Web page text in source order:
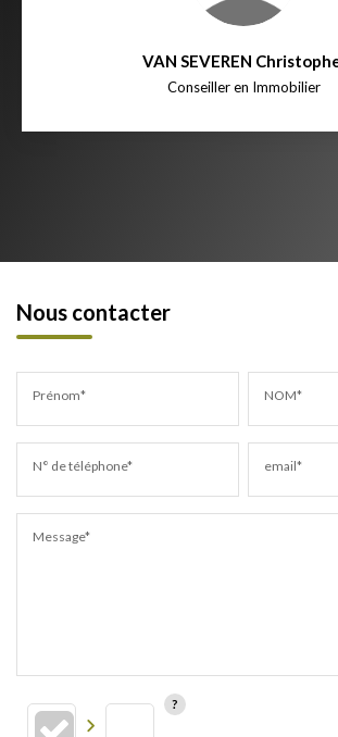
VAN SEVEREN
Conseiller en Immobilier
Nous contacter
Prénom* NOM*
N° de téléphone* email*
Message*